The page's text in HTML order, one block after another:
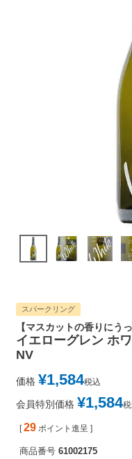
スパークリング
【マスカットの香りにう
イエローグレン ホ
NV
価格 ¥1,584税込
会員特別価格 ¥1,584
[ 29 ポイント進呈 ]
商品番号 61002175